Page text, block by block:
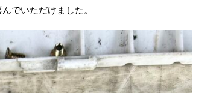
でいただけました。